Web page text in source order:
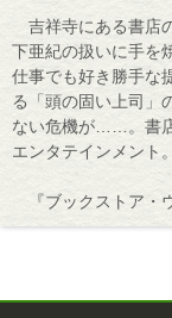
吉祥寺にある書店
下亜紀の扱いに手を
仕事でも好き勝手な
る「頭の固い上司」
ない危機が……。書
エンタテインメント
『ブックストア・